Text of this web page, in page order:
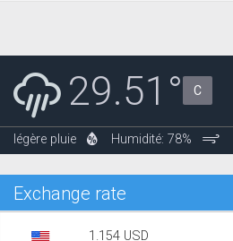
29.51° C
légère pluie Humidité: 78%
Exchange rate
1.154 USD